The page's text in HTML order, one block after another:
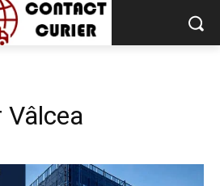
Vâlcea